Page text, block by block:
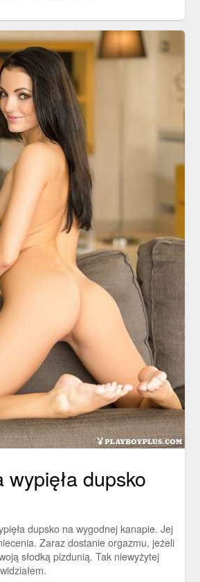
wypięła dupsko
dupsko na wygodnej kanapie. Jej
Zaraz dostanie orgazmu, jeżeli
słodką pizdunią. Tak niewyżytej